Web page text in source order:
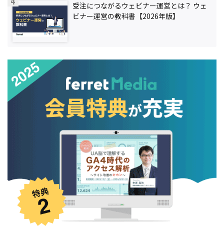
受注につながるウェビナー運営とは？ ウェ
ビナー運営の教科書【2026年版】